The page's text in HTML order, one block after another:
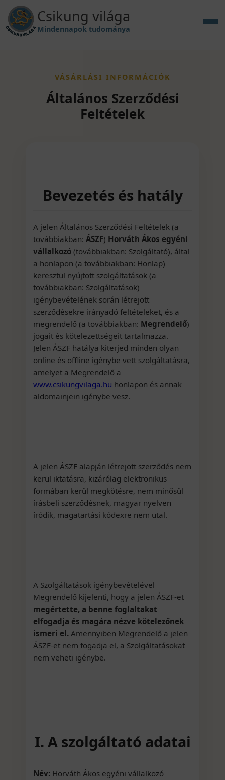
Csikung világa
Mindennapok tudománya
VÁSÁRLÁSI INFORMÁCIÓK
Általános Szerződési
Feltételek
Bevezetés és hatály
A jelen Általános Szerződési Feltételek (a
továbbiakban:ÁSZF) Horváth Ákos egyéni
vállalkozó (továbbiakban: Szolgáltató), által
a honlapon (a továbbiakban: Honlap)
keresztül nyújtott szolgáltatások (a
továbbiakban: Szolgáltatások)
igénybevételének során létrejött
szerződésekre irányadó feltételeket, és a
megrendelő (a továbbiakban: Megrendelő)
jogait és kötelezettségeit tartalmazza.
Jelen ÁSZF hatálya kiterjed minden olyan
online és offline igénybe vett szolgáltatásra,
amelyet a Megrendelő a
www.csikungvilaga.hu honlapon és annak
aldomainjein igénybe vesz.
A jelen ÁSZF alapján létrejött szerződés nem
kerül iktatásra, kizárólag elektronikus
formában kerül megkötésre, nem minősül
írásbeli szerződésnek, magyar nyelven
íródik, magatartási kódexre nem utal.
A Szolgáltatások igénybevételével
Megrendelő kijelenti, hogy a jelen ÁSZF-et
megértette, a benne foglaltakat
elfogadja és magára nézve kötelezőnek
ismeri el. Amennyiben Megrendelő a jelen
ÁSZF-et nem fogadja el, a Szolgáltatásokat
nem veheti igénybe.
I. A szolgáltató adatai
Név: Horváth Ákos egyéni vállalkozó